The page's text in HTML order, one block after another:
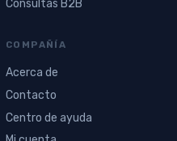
Consultas B2B
COMPAÑÍA
Acerca de
Contacto
Centro de ayuda